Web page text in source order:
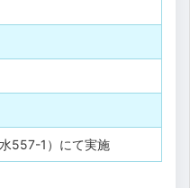
557-1）にて実施